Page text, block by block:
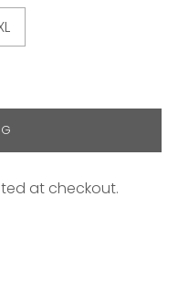
at checkout.